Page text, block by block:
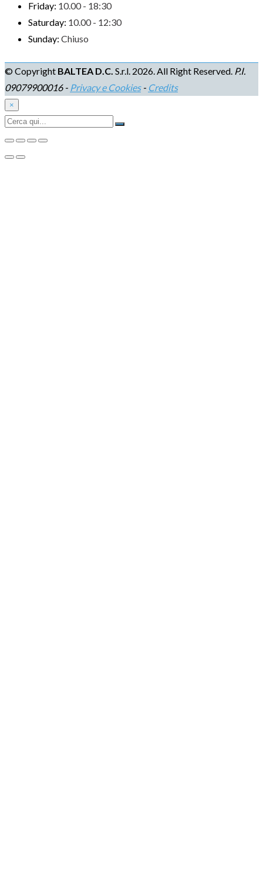
Friday: 10.00 - 18:30
Saturday: 10.00 - 12:30
Sunday: Chiuso
© Copyright BALTEA D.C. S.r.l. 2026. All Right Reserved. P.I.
09079900016 - Privacy e Cookies- Credits
×